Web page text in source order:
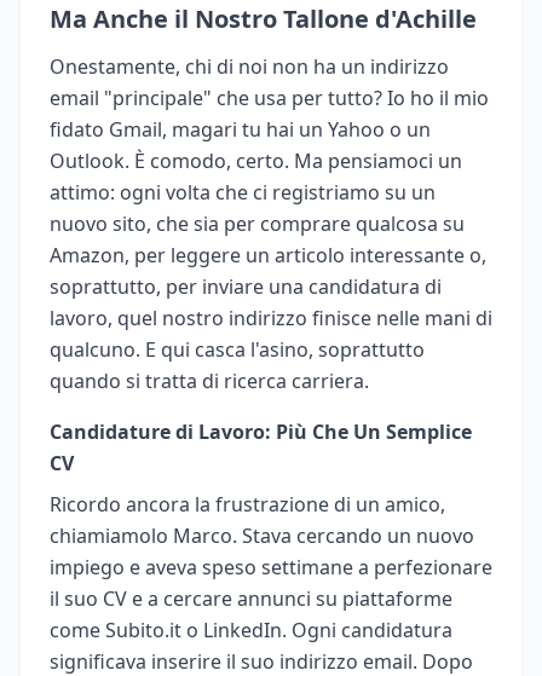
Ma Anche il Nostro Tallone d'Achille
Onestamente, chi di noi non ha un indirizzo
email "principale" che usa per tutto? Io ho il mio
fidato Gmail, magari tu hai un Yahoo o un
Outlook. È comodo, certo. Ma pensiamoci un
attimo: ogni volta che ci registriamo su un
nuovo sito, che sia per comprare qualcosa su
Amazon, per leggere un articolo interessante o,
soprattutto, per inviare una candidatura di
lavoro, quel nostro indirizzo finisce nelle mani di
qualcuno. E qui casca l'asino, soprattutto
quando si tratta di ricerca carriera.
Candidature di Lavoro: Più Che Un Semplice
CV
Ricordo ancora la frustrazione di un amico,
chiamiamolo Marco. Stava cercando un nuovo
impiego e aveva speso settimane a perfezionare
il suo CV e a cercare annunci su piattaforme
come Subito.it o LinkedIn. Ogni candidatura
significava inserire il suo indirizzo email. Dopo